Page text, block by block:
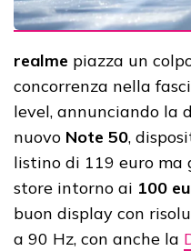
realme piazza un
concorrenza nella
level, annunciando la
nuovo Note 50,
listino di 119 euro ma
store intorno ai 100
buon display con
a 90 Hz, con anche la